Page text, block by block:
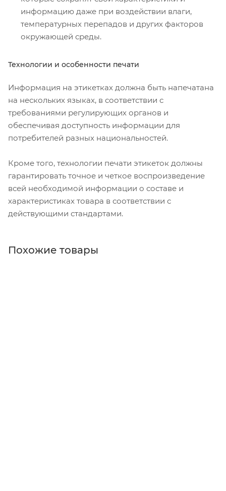
информацию даже при воздействии влаги,
температурных перепадов и других факторов
окружающей среды.
Технологии и особенности печати
Информация на этикетках должна быть напечатана
на нескольких языках, в соответствии с
требованиями регулирующих органов и
обеспечивая доступность информации для
потребителей разных национальностей.
Кроме того, технологии печати этикеток должны
гарантировать точное и четкое воспроизведение
всей необходимой информации о составе и
характеристиках товара в соответствии с
действующими стандартами.
Похожие товары